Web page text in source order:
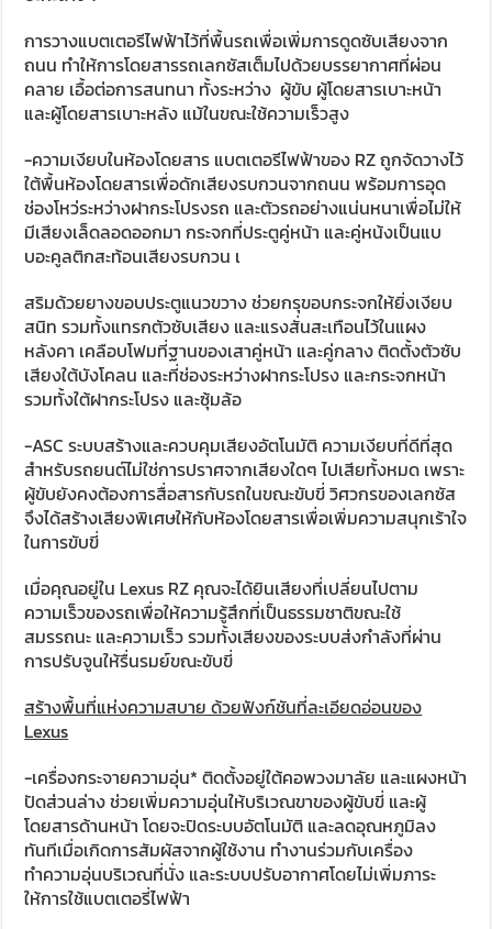
การวางแบตเตอรีไฟฟ้าไว้ที่พื้นรถเพื่อเพิ่มการดูดซับเสียงจาก
ถนน ทำให้การโดยสารรถเลกซัสเต็มไปด้วยบรรยากาศที่ผ่อน
คลาย เอื้อต่อการสนทนา ทั้งระหว่าง ผู้ขับ ผู้โดยสารเบาะหน้า
และผู้โดยสารเบาะหลัง แม้ในขณะใช้ความเร็วสูง
-ความเงียบในห้องโดยสาร แบตเตอรีไฟฟ้าของ RZ ถูกจัดวางไว้
ใต้พื้นห้องโดยสารเพื่อดักเสียงรบกวนจากถนน พร้อมการอุด
ช่องโหว่ระหว่างฝากระโปรงรถ และตัวรถอย่างแน่นหนาเพื่อไม่ให้
มีเสียงเล็ดลอดออกมา กระจกที่ประตูคู่หน้า และคู่หน้งเป็นแบ
บอะคูลติกสะท้อนเสียงรบกวน เ
สริมด้วยยางขอบประตูแนวขวาง ช่วยกรุขอบกระจกให้ยิ่งเงียบ
สนิท รวมทั้งแทรกตัวซับเสียง และแรงสั่นสะเทือนไว้ในแผง
หลังคา เคลือบโฟมที่ฐานของเสาคู่หน้า และคู่กลาง ติดตั้งตัวซับ
เสียงใต้บังโคลน และที่ช่องระหว่างฝากระโปรง และกระจกหน้า
รวมทั้งใต้ฝากระโปรง และซุ้มล้อ
-ASC ระบบสร้างและควบคุมเสียงอัตโนมัติ ความเงียบที่ดีที่สุด
สำหรับรถยนต์ไม่ใช่การปราศจากเสียงใดๆ ไปเสียทั้งหมด เพราะ
ผู้ขับยังคงต้องการสื่อสารกับรถในขณะขับขี่ วิศวกรของเลกซัส
จึงได้สร้างเสียงพิเศษให้กับห้องโดยสารเพื่อเพิ่มความสนุกเร้าใจ
ในการขับขี่
เมื่อคุณอยู่ใน Lexus RZ คุณจะได้ยินเสียงที่เปลี่ยนไปตาม
ความเร็วของรถเพื่อให้ความรู้สึกที่เป็นธรรมชาติขณะใช้
สมรรถนะ และความเร็ว รวมทั้งเสียงของระบบส่งกำลังที่ผ่าน
การปรับจูนให้รื่นรมย์ขณะขับขี่
สร้างพื้นที่แห่งความสบาย ด้วยฟังก์ชันที่ละเอียดอ่อนของ
Lexus
-เครื่องกระจายความอุ่น* ติดตั้งอยู่ใต้คอพวงมาลัย และแผงหน้า
ปัดส่วนล่าง ช่วยเพิ่มความอุ่นให้บริเวณขาของผู้ขับขี่ และผู้
โดยสารด้านหน้า โดยจะปิดระบบอัตโนมัติ และลดอุณหภูมิลง
ทันทีเมื่อเกิดการสัมผัสจากผู้ใช้งาน ทำงานร่วมกับเครื่อง
ทำความอุ่นบริเวณที่นั่ง และระบบปรับอากาศโดยไม่เพิ่มภาระ
ให้การใช้แบตเตอรี่ไฟฟ้า